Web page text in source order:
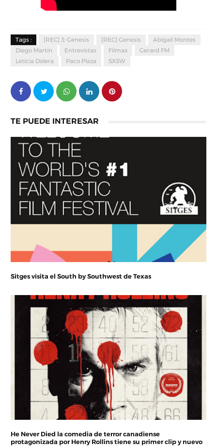
Tags : [REC] 3: Genesis [REC] Genesis
Abigail Montes
Diego Martín
Entrevistas Filmax
Gerard FM
Leticia Dolera
Paco Plaza SXSW
TE PUEDE INTERESAR
Sitges visita el South by Southwest de Texas
He Never Died la comedia de terror canadiense
protagonizada por Henry Rollins tiene su primer clip y nuevo